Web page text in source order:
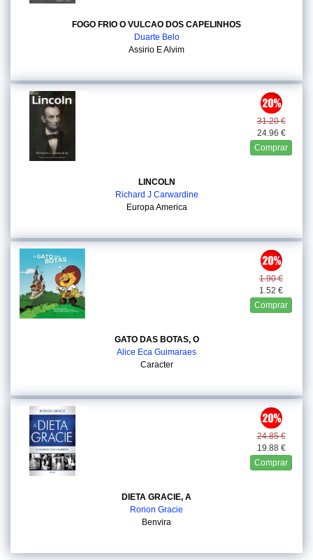
FOGO FRIO O VULCAO DOS CAPELINHOS
Duarte Belo
Assirio E Alvim
31.20 €
24.96 €
Comprar
LINCOLN
Richard J Carwardine
Europa America
1.90 €
1.52 €
Comprar
GATO DAS BOTAS, O
Alice Eca Guimaraes
Caracter
24.85 €
19.88 €
Comprar
DIETA GRACIE, A
Rorion Gracie
Benvira